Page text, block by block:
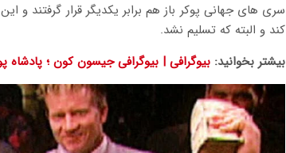
سری های جهانی پوکر باز هم برابر یکدیگر قرار گرفتند
کند و البته که تسلیم نشد.
بیشتر بخوانید: بیوگرافی | بیوگرافی جیسون کون ؛ پادشاه